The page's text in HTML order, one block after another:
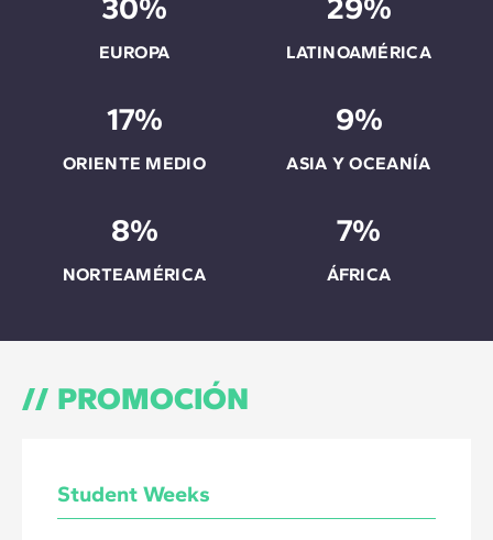
30%
EUROPA
29%
LATINOAMÉRICA
17%
ORIENTE MEDIO
9%
ASIA Y OCEANÍA
8%
NORTEAMÉRICA
7%
ÁFRICA
PROMOCIÓN
Student Weeks